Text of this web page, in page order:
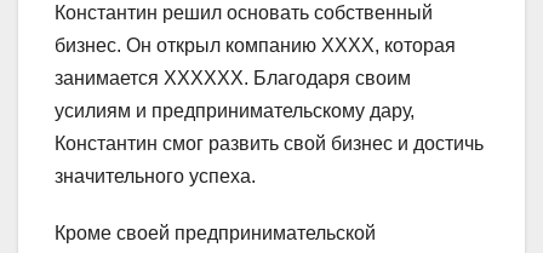
Константин решил основать собственный
бизнес. Он открыл компанию XXXX, которая
занимается XXXXXX. Благодаря своим
усилиям и предпринимательскому дару,
Константин смог развить свой бизнес и достичь
значительного успеха.
Кроме своей предпринимательской